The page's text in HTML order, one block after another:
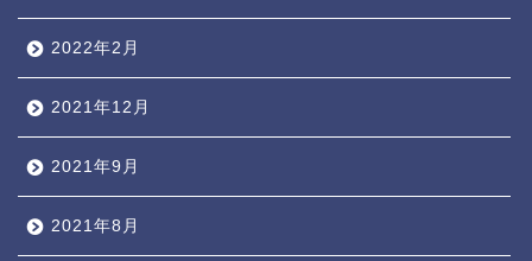
2022年2月
2021年12月
2021年9月
2021年8月